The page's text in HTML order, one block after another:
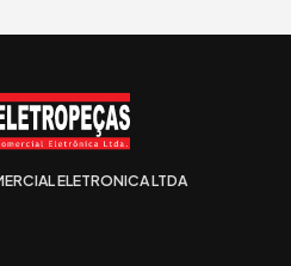
ELETRONICA LTDA